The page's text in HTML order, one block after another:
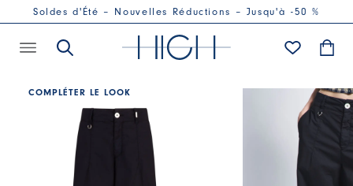
Soldes d'Été – Nouvelles Réductions – Jusqu'à -50 %
COMPLÉTER LE LOOK